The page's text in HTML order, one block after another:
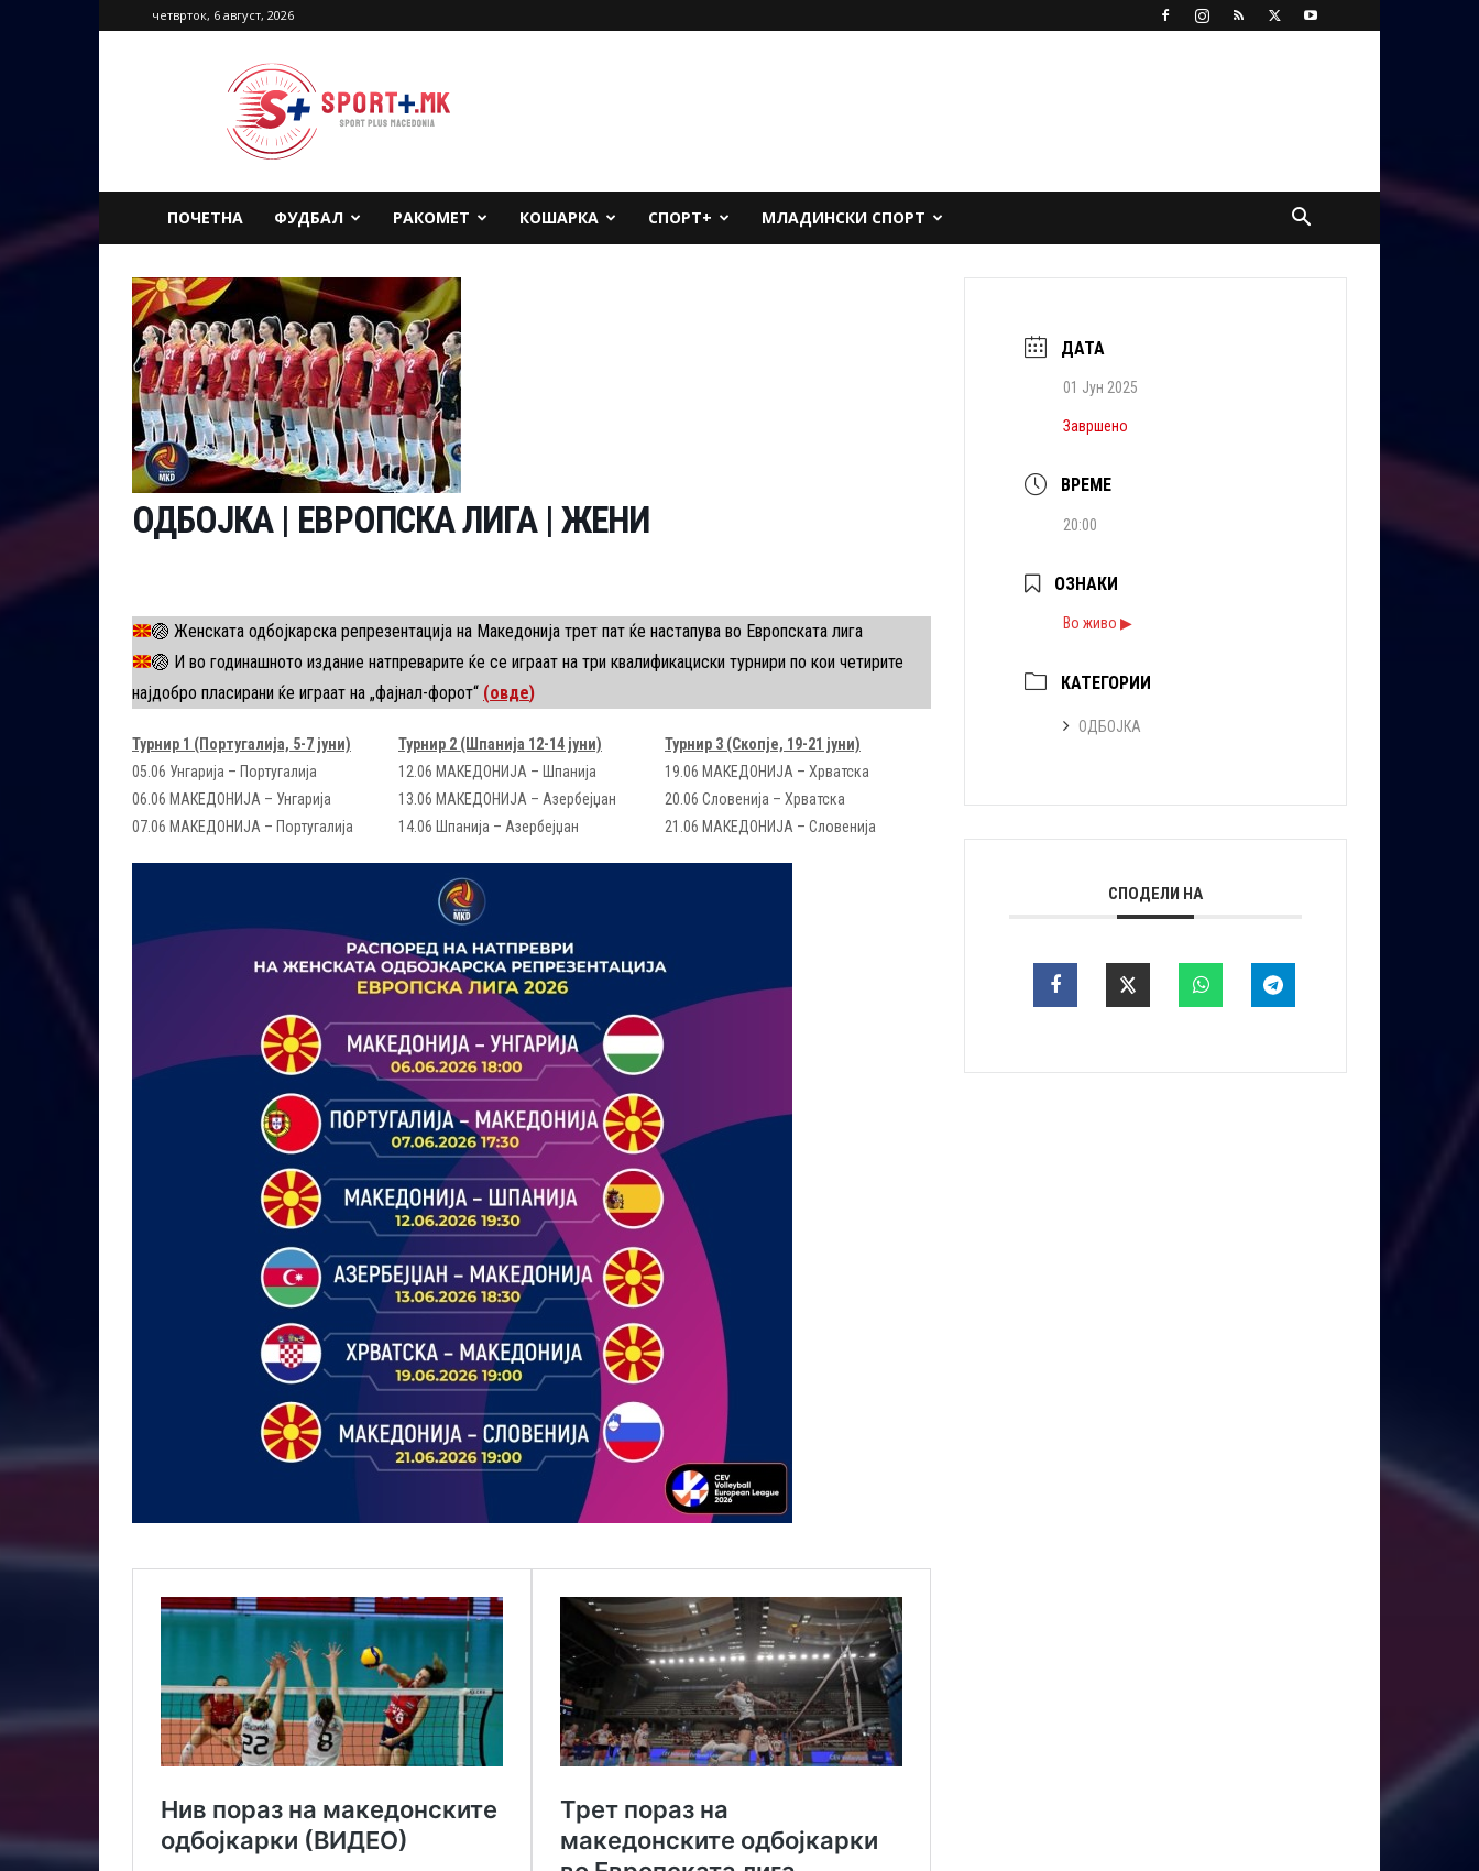
четврток, 6 август, 2026
Sport
Plus
Macedonia
ПОЧЕТНА ФУДБАЛ РАКОМЕТ КОШАРКА СПОРТ+ МЛАДИНСКИ СПОРТ
ОДБОЈКА | ЕВРОПСКА ЛИГА | ЖЕНИ
🏐 Женската одбојкарска репрезентација на Македонија трет пат ќе настапува во Европската лига
🏐 И во годинашното издание натпреварите ќе се играат на три квалификациски турнири по кои четирите
најдобро пласирани ќе играат на „фајнал-форот“ (овде)
Турнир 1 (Португалија, 5-7 јуни)
05.06 Унгарија – Португалија
06.06 МАКЕДОНИЈА – Унгарија
07.06 МАКЕДОНИЈА – Португалија
Турнир 2 (Шпанија 12-14 јуни)
12.06 МАКЕДОНИЈА – Шпанија
13.06 МАКЕДОНИЈА – Азербејџан
14.06 Шпанија – Азербејџан
Турнир 3 (Скопје, 19-21 јуни)
19.06 МАКЕДОНИЈА – Хрватска
20.06 Словенија – Хрватска
21.06 МАКЕДОНИЈА – Словенија
ДАТА
01 Јун 2025
Завршено
ВРЕМЕ
20:00
ОЗНАКИ
Во живо ▶
КАТЕГОРИИ
ОДБОЈКА
СПОДЕЛИ НА